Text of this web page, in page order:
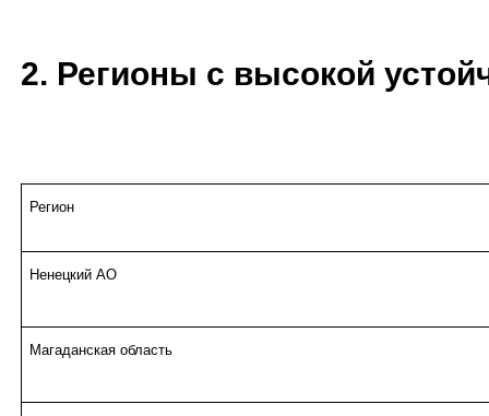
2. Регионы с высокой
Регион
Ненецкий АО
Магаданская область